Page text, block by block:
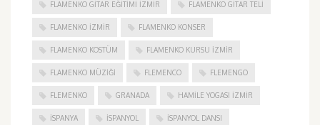
FLAMENKO GITAR EĞITIMI İZMIR FLAMENKO GITAR TELI
FLAMENKO IZMIR FLAMENKO KONSER
FLAMENKO KOSTÜM FLAMENKO KURSU İZMIR
FLAMENKO MÜZIĞI FLEMENCO FLEMENGO
FLEMENKO GRANADA HAMILE YOGASI İZMIR
ISPANYA İSPANYOL İSPANYOL DANSI